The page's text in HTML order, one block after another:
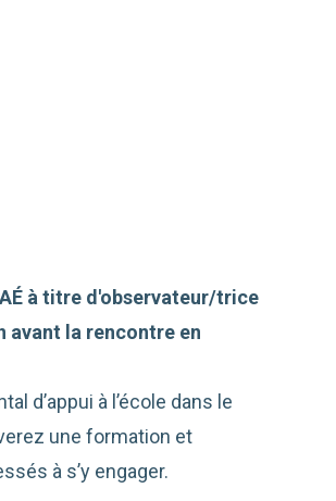
à titre d'observateur/trice
avant la rencontre en
d’appui à l’école dans le
une formation et
à s’y engager.